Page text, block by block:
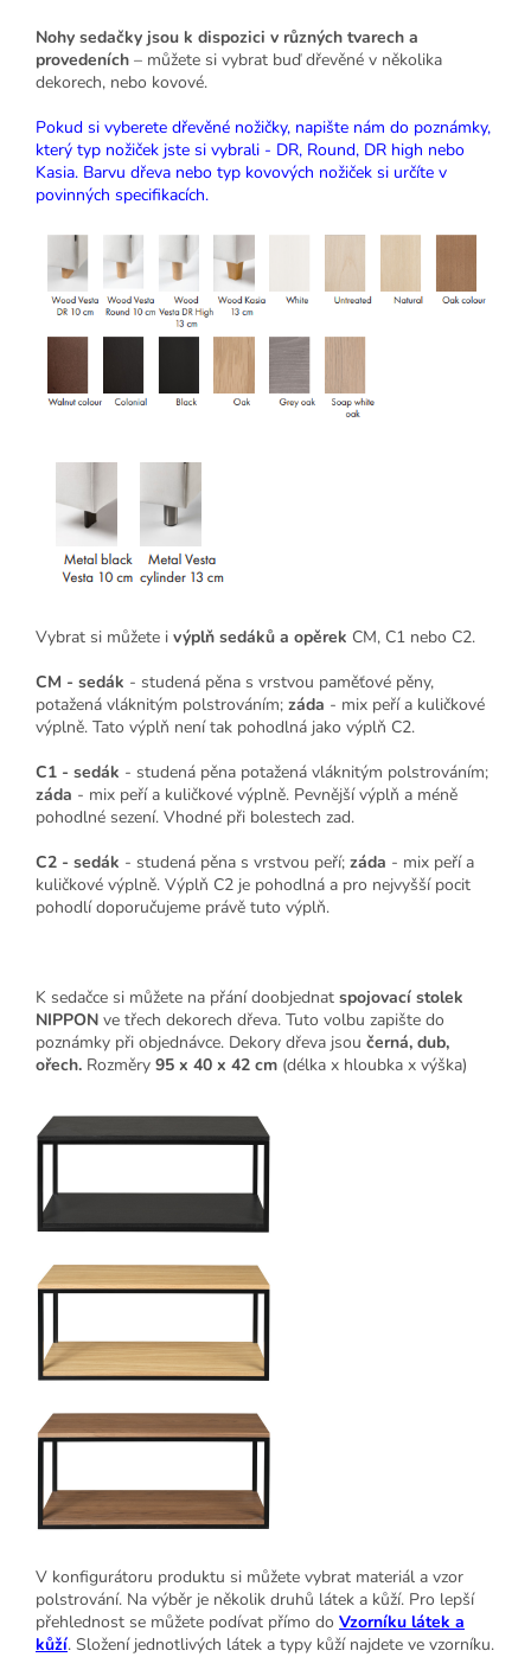
Nohy sedačky jsou k dispozici v různých tvarech a
provedeních – můžete si vybrat buď dřevěné v několika
dekorech, nebo kovové.
Pokud si vyberete dřevěné nožičky, napište nám do poznámky,
který typ nožiček jste si vybrali - DR, Round, DR high nebo
Kasia. Barvu dřeva nebo typ kovových nožiček si určíte v
povinných specifikacích.
Vybrat si můžete i výplň sedáků a opěrek CM, C1 nebo C2.
CM - sedák - studená pěna s vrstvou paměťové pěny,
potažená vláknitým polstrováním; záda - mix peří a kuličkové
výplně. Tato výplň není tak pohodlná jako výplň C2.
C1 - sedák - studená pěna potažená vláknitým polstrováním;
záda - mix peří a kuličkové výplně. Pevnější výplň a méně
pohodlné sezení. Vhodné při bolestech zad.
C2 - sedák - studená pěna s vrstvou peří; záda - mix peří a
kuličkové výplně. Výplň C2 je pohodlná a pro nejvyšší pocit
pohodlí doporučujeme právě tuto výplň.
K sedačce si můžete na přání doobjednat spojovací stolek
NIPPON ve třech dekorech dřeva. Tuto volbu zapište do
poznámky při objednávce. Dekory dřeva jsou černá, dub,
ořech. Rozměry 95 x 40 x 42 cm (délka x hloubka x výška)
V konfigurátoru produktu si můžete vybrat materiál a vzor
polstrování. Na výběr je několik druhů látek a kůží. Pro lepší
přehlednost se můžete podívat přímo do Vzorníku látek a
kůží. Složení jednotlivých látek a typy kůží najdete ve vzorníku.